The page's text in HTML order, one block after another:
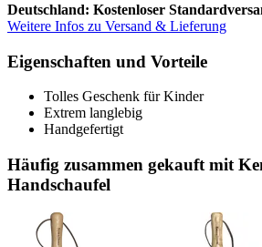
Deutschland: Kostenloser
Weitere Infos zu Versand & Lieferung
Eigenschaften und Vorteile
Tolles Geschenk für Kinder
Extrem langlebig
Handgefertigt
Häufig zusammen gekauft mit
Handschaufel